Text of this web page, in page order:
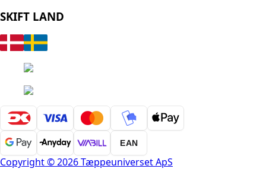
SKIFT LAND
EAN
Copyright © 2026 Tæppeuniverset ApS